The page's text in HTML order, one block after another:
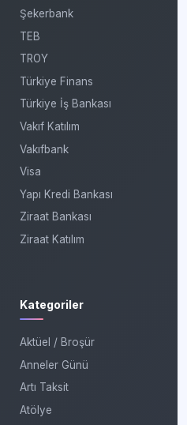
Şekerbank
TEB
TROY
Türkiye Finans
Türkiye İş Bankası
Vakıf Katılım
Vakıfbank
Visa
Yapı Kredi Bankası
Ziraat Bankası
Ziraat Katılım
Kategoriler
Aktüel / Broşür
Anneler Günü
Artı Taksit
Atölye